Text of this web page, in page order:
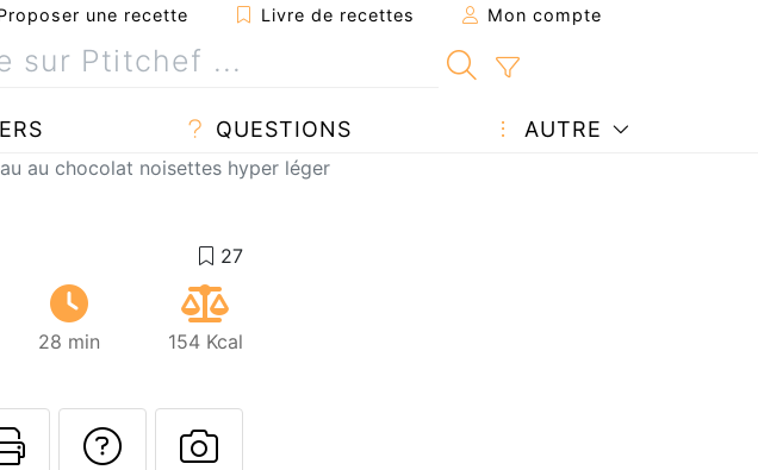
une recette Livre de recettes Mon compte
QUESTIONS AUTRE
au chocolat noisettes hyper léger
28 min 154 Kcal
cette recette à un ami
Imprimer cette page
Poser une question à l'auteur